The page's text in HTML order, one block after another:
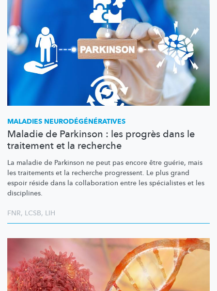
MALADIES NEURODÉGÉNÉRATIVES
Maladie de Parkinson : les progrès dans le
traitement et la recherche
La maladie de Parkinson ne peut pas encore être guérie, mais
les traitements et la recherche progressent. Le plus grand
espoir réside dans la collaboration entre les spécialistes et les
disciplines.
FNR, LCSB, LIH